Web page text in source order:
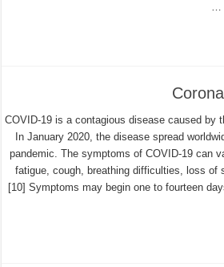
COVID-19 is a contagious disease caused by
In January 2020, the disease spread
pandemic. The symptoms of COVID‑19 can
fatigue, cough, breathing difficulties, loss of
[10] Symptoms may begin one to fourteen